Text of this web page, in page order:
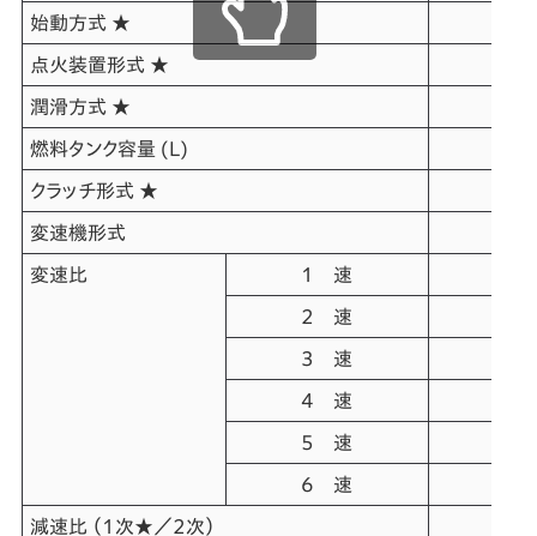
始動方式 ★
点火装置形式 ★
潤滑方式 ★
燃料タンク容量 (L)
クラッチ形式 ★
変速機形式
変速比 1 速
2 速
3 速
4 速
5 速
6 速
減速比 （1次★／2次）